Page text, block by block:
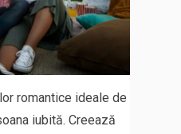
romantice ideale de
iubită. Creează